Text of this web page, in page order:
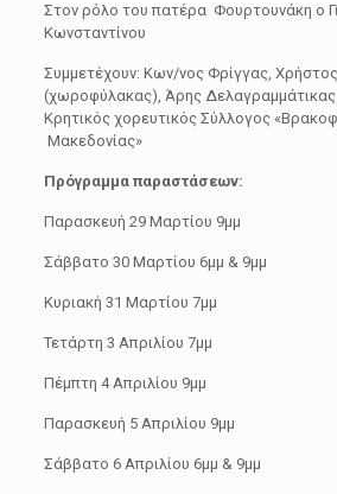
Στον ρόλο του πατέρα Φουρτουνάκη ο
Κωνσταντίνου
Συμμετέχουν: Κων/νος Φρίγγας, Χρήστος
(χωροφύλακας), Άρης Δελαγραμμάτικας
Κρητικός χορευτικός Σύλλογος
Μακεδονίας»
Πρόγραμμα παραστάσεων:
Παρασκευή 29 Μαρτίου 9μμ
Σάββατο 30 Μαρτίου 6μμ & 9μμ
Κυριακή 31 Μαρτίου 7μμ
Τετάρτη 3 Απριλίου 7μμ
Πέμπτη 4 Απριλίου 9μμ
Παρασκευή 5 Απριλίου 9μμ
Σάββατο 6 Απριλίου 6μμ & 9μμ